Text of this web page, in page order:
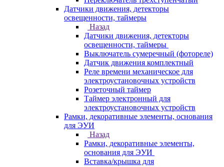
Датчики движения, детекторы
освещенности, таймеры
Назад
Датчики движения, детекторы
освещенности, таймеры
Выключатель сумеречный (фотореле)
Датчик движения комплектный
Реле времени механическое для
электроустановочных устройств
Розеточный таймер
Таймер электронный для
электроустановочных устройств
Рамки, декоративные элементы, основания
для ЭУИ
Назад
Рамки, декоративные элементы,
основания для ЭУИ
Вставка/крышка для